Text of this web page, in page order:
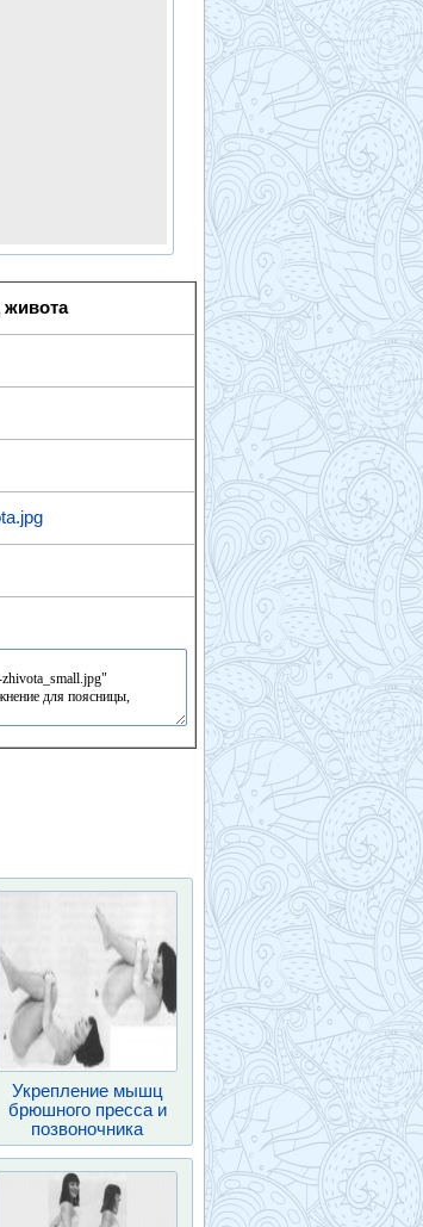
Укрепление мышц
брюшного пресса и
позвоночника